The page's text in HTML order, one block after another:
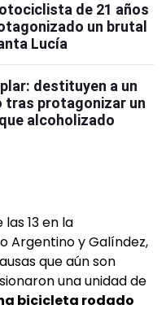
de 21 años
un brutal
Lucía
destituyen a un
tras protagonizar un
alcoholizado
13 en la
Argentino y Galíndez,
que aún son
una unidad de
bicicleta rodado